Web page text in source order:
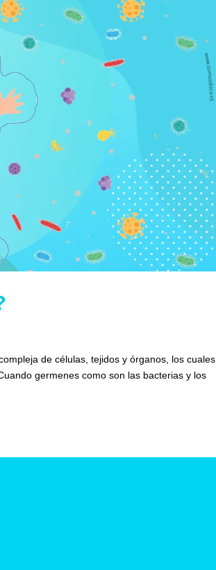
de células, tejidos y órganos, los cuales
germenes como son las bacterias y los